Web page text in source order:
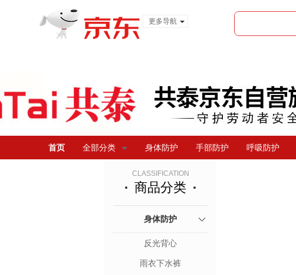
更多导航
首页 全部分类 身体防护 手部防护 呼吸防护
CLASSIFICATION
商品分类
身体防护
反光背心
雨衣下水裤